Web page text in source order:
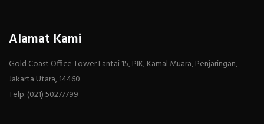
Alamat Kami
Gold Coast Office Tower Lantai 15, PIK, Kamal Muara, Penjaringan,
Jakarta Utara, 14460
Telp. (021) 50277799